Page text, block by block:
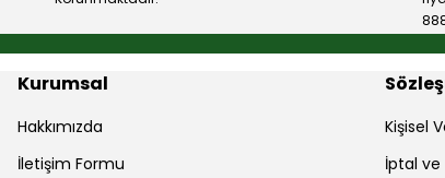
Kurumsal
Hakkımızda
İletişim Formu
Kişisel
İptal ve